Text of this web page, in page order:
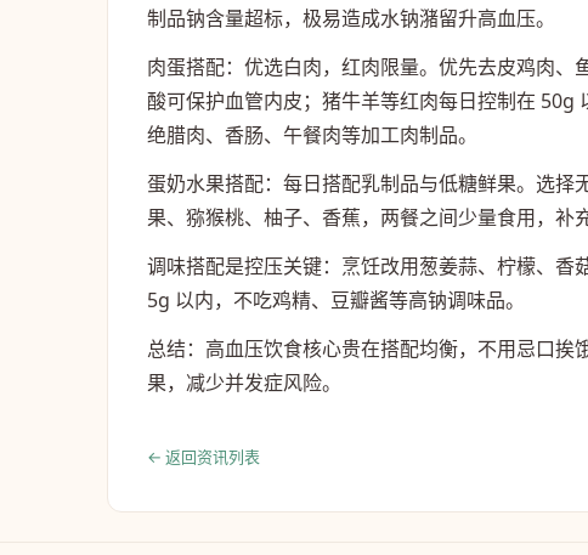
制品钠含量超标，极易造成水钠潴留升高血压。
肉蛋搭配：优选白肉，红肉限量。优先去皮鸡肉
酸可保护血管内皮；猪牛羊等红肉每日控制在 50g
绝腊肉、香肠、午餐肉等加工肉制品。
蛋奶水果搭配：每日搭配乳制品与低糖鲜果。选
果、猕猴桃、柚子、香蕉，两餐之间少量食用，补
调味搭配是控压关键：烹饪改用葱姜蒜、柠檬、
5g 以内，不吃鸡精、豆瓣酱等高钠调味品。
总结：高血压饮食核心贵在搭配均衡，不用忌口
果，减少并发症风险。
← 返回资讯列表